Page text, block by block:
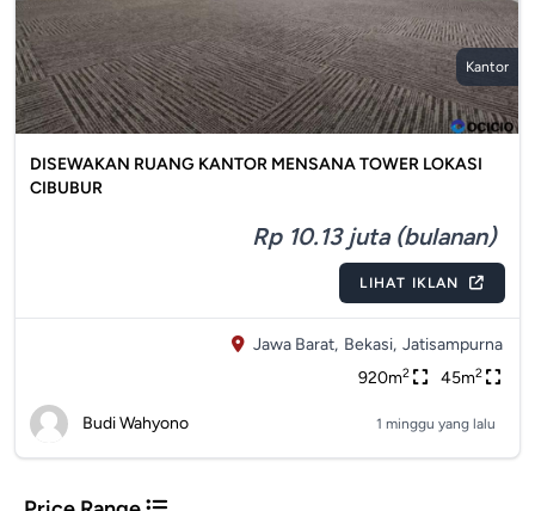
Kantor
DISEWAKAN RUANG KANTOR MENSANA TOWER LOKASI
CIBUBUR
Rp 10.13 juta (bulanan)
LIHAT IKLAN
Jawa Barat, Bekasi, Jatisampurna
920m2 45m2
Budi Wahyono 1 minggu yang lalu